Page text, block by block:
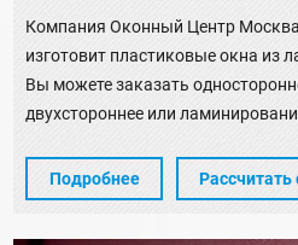
Компания Оконный Центр
изготовит пластиковые окна из
Вы можете заказать
двухстороннее или
Подробнее Рассчитать